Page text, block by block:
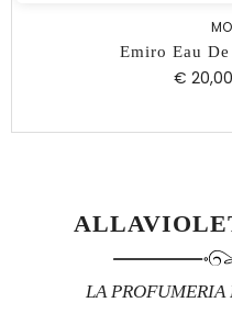
Emiro Eau
€ 20,00
LA